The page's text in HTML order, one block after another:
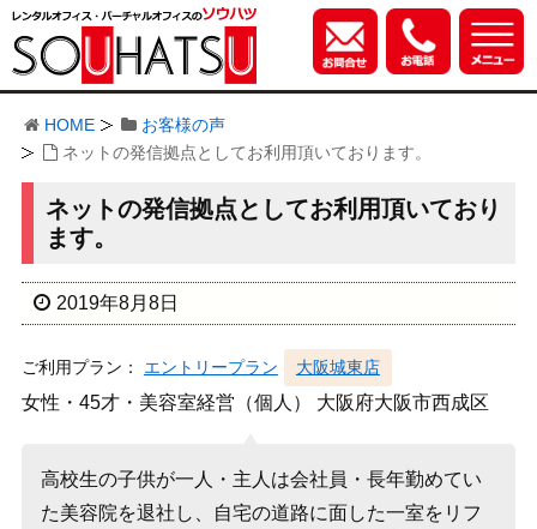
HOME
お客様の声
ネットの発信拠点としてお利用頂いております。
ネットの発信拠点としてお利用頂いており
ます。
2019年8月8日
ご利用プラン： エントリープラン 大阪城東店
女性・45才・美容室経営（個人） 大阪府大阪市西成区
高校生の子供が一人・主人は会社員・長年勤めてい
た美容院を退社し、自宅の道路に面した一室をリフ